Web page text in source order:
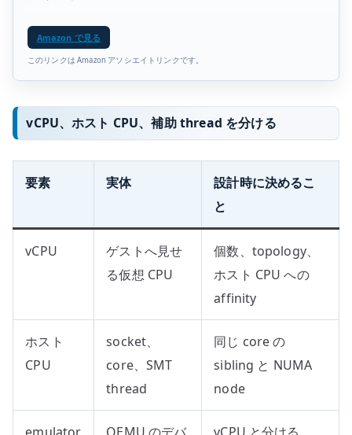
Amazon で見る
このリンクは Amazon アソシエイトリンクです。
vCPU、ホスト CPU、補助 thread を分ける
要素 実体
設計時に決めるこ
と
vCPU
ゲストへ見せ
る仮想 CPU
個数、topology、
ホスト CPU への
affinity
ホスト
CPU
socket、
core、SMT
thread
同じ core の
sibling と NUMA
node
emulator
QEMU のデバ
vCPU と分ける